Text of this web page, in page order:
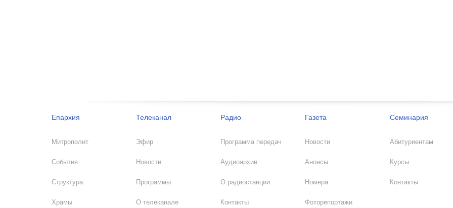
Епархия
Митрополит
События
Структура
Храмы
Телеканал
Эфир
Новости
Программы
О телеканале
Радио
Программа передач
Аудиоархив
О радиостанции
Контакты
Газета
Новости
Анонсы
Номера
Фоторепортажи
Семинария
Абитуриентам
Курсы
Контакты